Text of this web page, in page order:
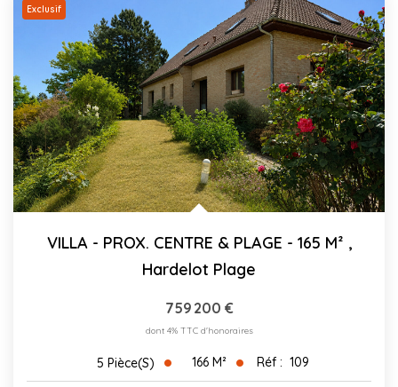
Exclusif
VILLA - PROX. CENTRE & PLAGE - 165 M² ,
Hardelot Plage
759 200 €
dont 4% TTC d'honoraires
5 Pièce(s) 166 M² Réf : 109